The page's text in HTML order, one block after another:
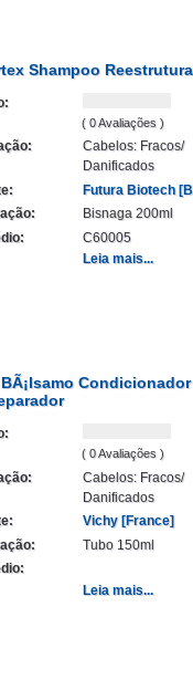
Shampoo
( 0 Avaliações )
Cabelos: Fracos/
Danificados
Futura Biotech
Bisnaga 200ml
C60005
Leia mais...
Condicionador
( 0 Avaliações )
Cabelos: Fracos/
Danificados
Vichy [France]
Tubo 150ml
Leia mais...